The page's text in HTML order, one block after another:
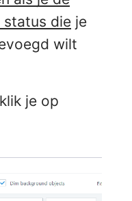
status die je
wilt
je op